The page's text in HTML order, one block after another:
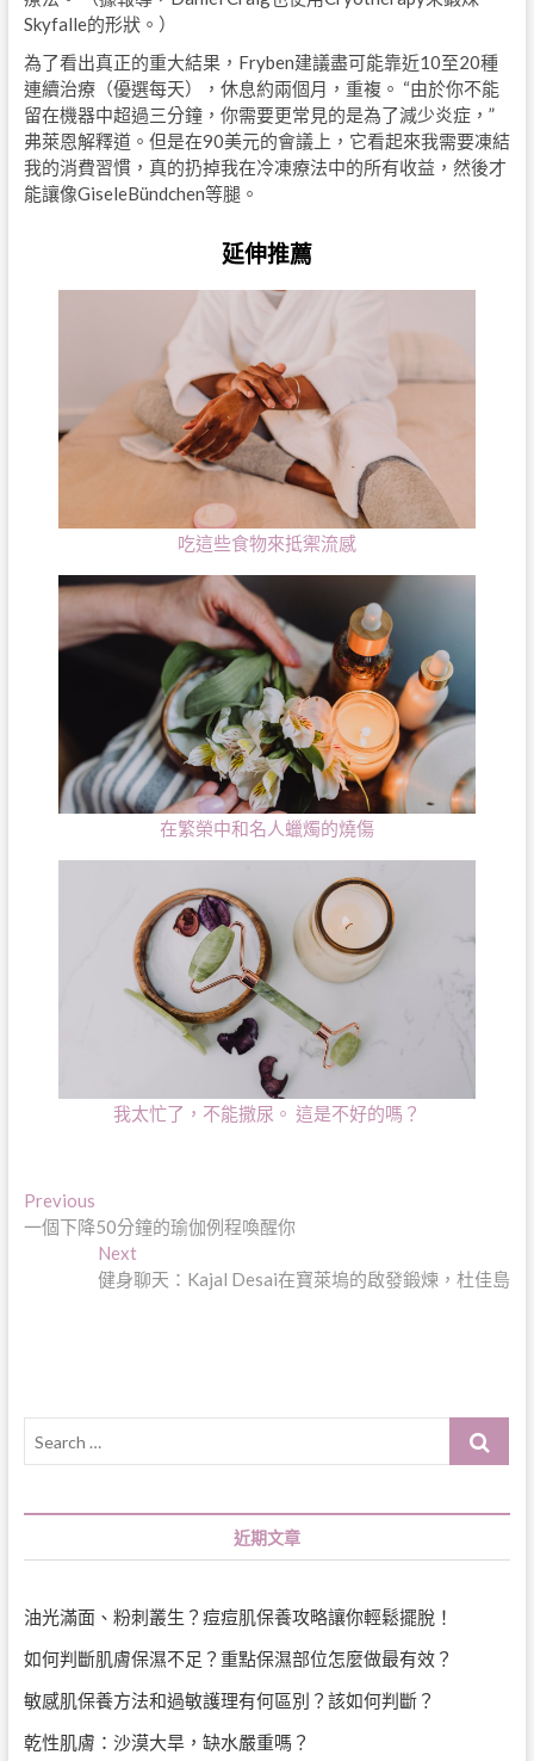
Skyfalle的形狀。）
為了看出真正的重大結果，Fryben建議盡可能靠近10至20種
連續治療（優選每天），休息約兩個月，重複。 “由於你不能
留在機器中超過三分鐘，你需要更常見的是為了減少炎症，”
弗萊恩解釋道。但是在90美元的會議上，它看起來我需要凍結
我的消費習慣，真的扔掉我在冷凍療法中的所有收益，然後才
能讓像GiseleBündchen等腿。
延伸推薦
吃這些食物來抵禦流感
在繁榮中和名人蠟燭的燒傷
我太忙了，不能撒尿。 這是不好的嗎？
文
章
PreviousPrevious
post:
一個下降50分鐘的瑜伽例程喚醒你
NextNext
post:
健身聊天：Kajal Desai在寶萊塢的啟發鍛煉，杜佳島
Search
近期文章
油光滿面、粉刺叢生？痘痘肌保養攻略讓你輕鬆擺脫！
如何判斷肌膚保濕不足？重點保濕部位怎麼做最有效？
敏感肌保養方法和過敏護理有何區別？該如何判斷？
乾性肌膚：沙漠大旱，缺水嚴重嗎？